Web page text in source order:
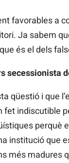
favorables a
Ja sabem
és el dels
secessionista
qüestió i que
indiscutible
perquè
institució que
més madures